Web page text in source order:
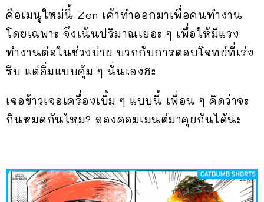
คือเมนูใหม่นี้ Zen เค้าทำออกมาเพื่อคนทำงาน
โดยเฉพาะ จึงเน้นปริมาณเยอะ ๆ เพื่อให้มีแรง
ทำงานต่อในช่วงบ่าย บวกกับการตอบโจทย์ที่เร่ง
รีบ แต่อิ่มแบบคุ้ม ๆ นั่นเองฮะ
เจอข้าวเจอเครื่องเบิ้ม ๆ แบบนี้ เพื่อน ๆ คิดว่าจะ
กินหมดกันไหม? ลองคอมเมนต์มาคุยกันได้นะ